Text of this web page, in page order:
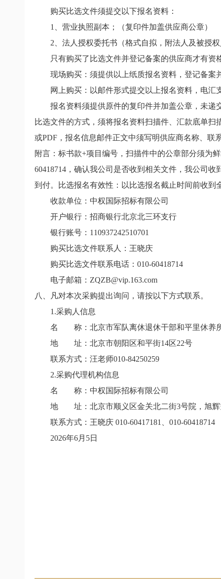
购买比选文件须提交以下报名资料：
1
、营业执照副本；（复印件加盖供应商公章）
2 、法人授权委托书（格式自拟，附法人及被授
只有购买了比选文件并登记备案的供应商才有资
现场购买：须提供以上纸质报名资料，登记备案
网上购买： 以邮件形式提交以上报名资料，电
报名资料须提供原件的复印件并加盖公章，未递
比选文件的方式，须将报名资料扫描件、汇款底单扫
或PDF ，报名信息邮件正文中须写明供应商名称、
附言：标书款+项目编号，扫描件中的公章部分须为
60418714 ，确认我公司是否收到相关文件，我公司
到付。比选报名有效性：以比选报名截止时间前收
收款单位：中权国际招标有限公司
开户银行：招商银行北京北三环支行
银行账号： 110937242510701
购买比选文件联系人：王晓庆
购买比选文件联系电话： 010-60418714
电子邮箱： ZQZB@vip.163.com
八、凡对本次采购提出询问，请按以下方式联系。
1.采购人信息
名 称：北京市军队离休退休干部和平里休养
地 址：北京市朝阳区和平街14区22号
联系方式：汪老师010-84250259
2.采购代理机构信息
名 称：中权国际招标有限公司
地 址：北京市顺义区金关北二街3号院，旭
联系方式：王晓庆 010-60417181
010-60418714
2026年6月 5日